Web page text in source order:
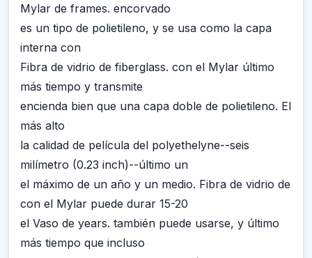
Mylar de frames. encorvado
es un tipo de polietileno, y se usa como la capa
interna con
Fibra de vidrio de fiberglass. con el Mylar último
más tiempo y transmite
encienda bien que una capa doble de polietileno. El
más alto
la calidad de película del polyethelyne--seis
milímetro (0.23 inch)--último un
el máximo de un año y un medio. Fibra de vidrio de
con el Mylar puede durar 15-20
el Vaso de years. también puede usarse, y último
más tiempo que incluso